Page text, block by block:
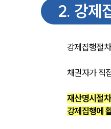
2. 강제
강제집행절
채권자가 직
재산명시절
강제집행에